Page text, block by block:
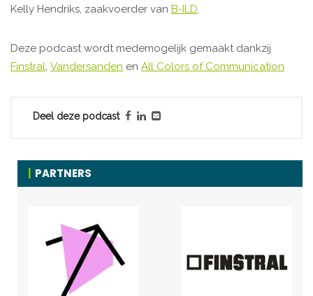
Kelly Hendriks, zaakvoerder van B-ILD.
Deze podcast wordt medemogelijk gemaakt dankzij
Finstral, Vandersanden en All Colors of Communication
Deel deze podcast
PARTNERS